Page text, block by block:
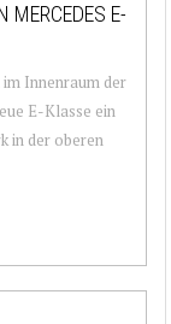
MERCEDES E-
Innenraum der
E-Klasse ein
in der oberen